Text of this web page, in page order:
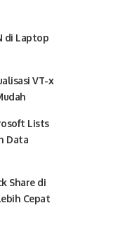
di Laptop
VT-x
Lists
Data
Share di
Cepat